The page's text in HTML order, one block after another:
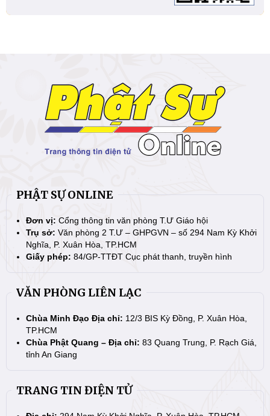
PHẬT SỰ ONLINE
Đơn vị: Cổng thông tin văn phòng T.Ư Giáo hội
Trụ sở: Văn phòng 2 T.Ư – GHPGVN – số 294 Nam Kỳ Khởi
Nghĩa, P. Xuân Hòa, TP.HCM
Giấy phép: 84/GP-TTĐT Cục phát thanh, truyền hình
VĂN PHÒNG LIÊN LẠC
Chùa Minh Đạo Địa chỉ: 12/3 BIS Kỳ Đồng, P. Xuân Hòa,
TP.HCM
Chùa Phật Quang – Địa chỉ: 83 Quang Trung, P. Rạch Giá,
tỉnh An Giang
TRANG TIN ĐIỆN TỬ